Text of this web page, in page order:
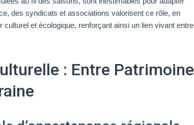
des syndicats et associations valorisent ce rôle, en
et écologique, renforçant ainsi un lien vivant entre
: Entre Patrimoine